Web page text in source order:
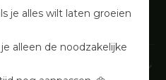
je alles wilt laten groeien
je alleen de noodzakelijke